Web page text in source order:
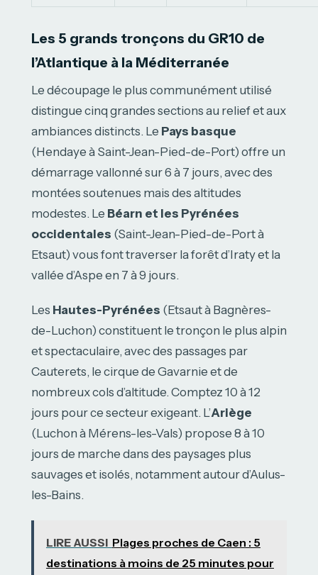
Les 5 grands tronçons du GR10 de
l’Atlantique à la Méditerranée
Le découpage le plus communément utilisé
distingue cinq grandes sections au relief et aux
ambiances distincts. Le Pays basque
(Hendaye à Saint-Jean-Pied-de-Port) offre un
démarrage vallonné sur 6 à 7 jours, avec des
montées soutenues mais des altitudes
modestes. Le Béarn et les Pyrénées
occidentales (Saint-Jean-Pied-de-Port à
Etsaut) vous font traverser la forêt d’Iraty et la
vallée d’Aspe en 7 à 9 jours.
Les Hautes-Pyrénées (Etsaut à Bagnères-
de-Luchon) constituent le tronçon le plus alpin
et spectaculaire, avec des passages par
Cauterets, le cirque de Gavarnie et de
nombreux cols d’altitude. Comptez 10 à 12
jours pour ce secteur exigeant. L’Ariège
(Luchon à Mérens-les-Vals) propose 8 à 10
jours de marche dans des paysages plus
sauvages et isolés, notamment autour d’Aulus-
les-Bains.
LIRE AUSSI Plages proches de Caen : 5
destinations à moins de 25 minutes pour